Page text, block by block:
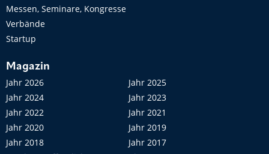
Messen, Seminare, Kongresse
Verbände
Startup
Magazin
Jahr 2026
Jahr 2025
Jahr 2024
Jahr 2023
Jahr 2022
Jahr 2021
Jahr 2020
Jahr 2019
Jahr 2018
Jahr 2017